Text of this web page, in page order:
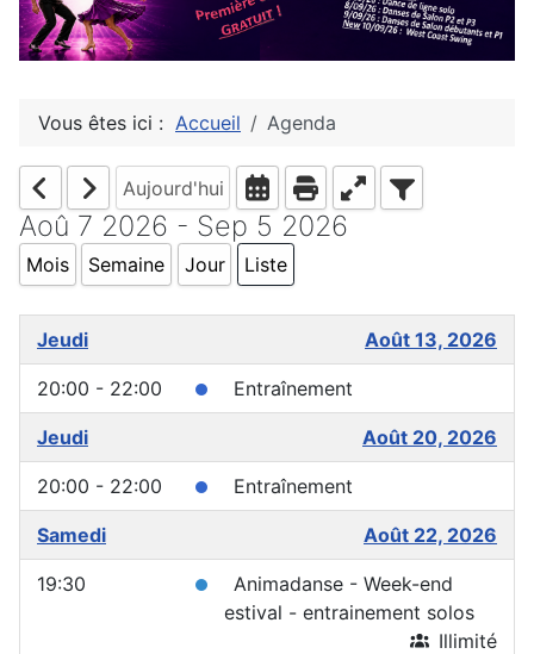
Vous êtes ici : Accueil Agenda
Aujourd'hui
Aoû 7 2026 - Sep 5 2026
Mois Semaine Jour Liste
Jeudi Août 13, 2026
20:00 - 22:00 Entraînement
Jeudi Août 20, 2026
20:00 - 22:00 Entraînement
Samedi Août 22, 2026
19:30
Animadanse - Week-end
estival - entrainement solos
Illimité